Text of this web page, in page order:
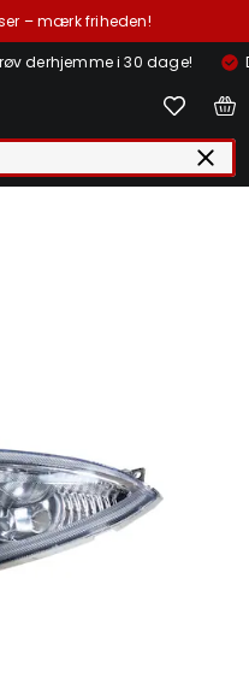
– mærk friheden!
derhjemme i 30 dage!